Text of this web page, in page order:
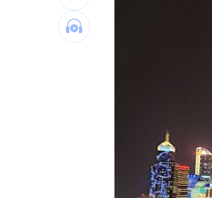
新／華邦電營
新／4高中生三
楠梓科學園區爆
伊禁美以船通
吃堅果害上火